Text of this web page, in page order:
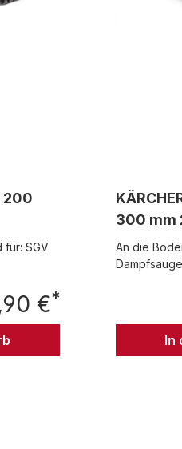
200
für: SGV
Regulärer Preis:
€*
300 mm
An die
In